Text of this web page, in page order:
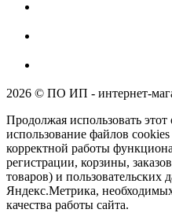
2026 © ПО ИП - интернет-
Продолжая использовать
использование файлов
корректной работы
регистрации, корзины,
товаров) и
Яндекс.Метрика,
качества работы сайта.